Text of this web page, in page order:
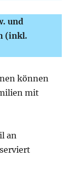
und
(inkl.
können
mit
an